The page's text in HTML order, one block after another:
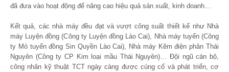
đã đưa vào hoạt động để nâng cao hiệu quả sản xuất, kinh doanh…
Kết quả, các nhà máy đều đạt và vượt công suất thiết kế như Nhà
máy Luyện đồng (Công ty Luyện đồng Lào Cai), Nhà máy tuyển (Công
ty Mỏ tuyển đồng Sin Quyền Lào Cai), Nhà máy Kẽm điện phân Thái
Nguyên (Công ty CP Kim loại mầu Thái Nguyên)… Đội ngũ cán bộ,
công nhân kỹ thuật TCT ngày càng được củng cố và phát triển, cơ